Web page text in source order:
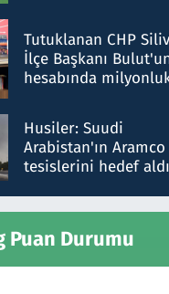
düşürüldüğü"
yalanladı
Tutuklanan CHP
İlçe Başkanı
hesabında
talimat verdi, ben
gönderdim
Husiler: Suudi
Arabistan'ın Aramco
tesislerini hedef
Puan Durumu